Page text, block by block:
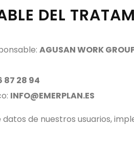
DEL
AGUSAN WORK
87 28 94
INFO@EMERPLAN.ES
de nuestros usuarios,